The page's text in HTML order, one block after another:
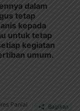
dalam
tetap
kepada
untuk tetap
kegiatan
umum.
Paniai Bagikan